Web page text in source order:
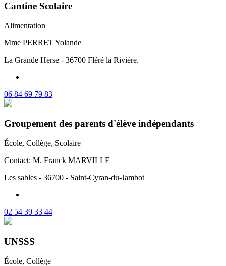
Cantine Scolaire
Alimentation
Mme PERRET Yolande
La Grande Herse - 36700 Fléré la Rivière.
06 84 69 79 83
Groupement des parents d'élève indépendants
École, Collège, Scolaire
Contact: M. Franck MARVILLE
Les sables - 36700 - Saint-Cyran-du-Jambot
02 54 39 33 44
UNSSS
École, Collège